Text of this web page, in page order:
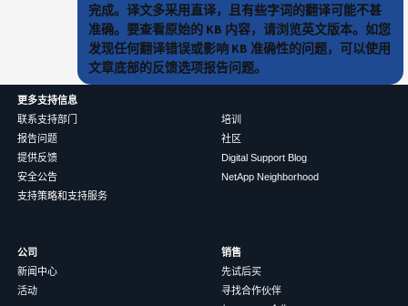
完成。译文多采用直译，且有些字词的翻译可能不甚
准确。要查看原始的 KB 内容，请浏览英文版本。如您
发现任何翻译错误或影响 KB 准确性的问题，可以使用
文章底部的反馈选项报告问题。
更多支持信息
联系支持部门
报告问题
提供反馈
安全公告
支持策略和支持服务
培训
社区
Digital Support Blog
NetApp Neighborhood
公司
新闻中心
活动
销售
先试后买
寻找合作伙伴